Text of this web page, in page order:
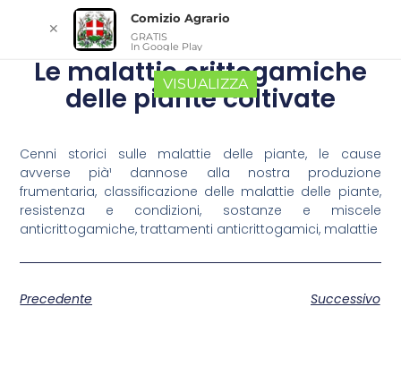
Le malattie crittogamiche
delle piante coltivate
Cenni storici sulle malattie delle piante, le cause
avverse pià¹ dannose alla nostra produzione
frumentaria, classificazione delle malattie delle piante,
resistenza e condizioni, sostanze e miscele
anticrittogamiche, trattamenti anticrittogamici, malattie
Precedente Successivo
✕
Comizio Agrario
GRATIS
In Google Play
VISUALIZZA